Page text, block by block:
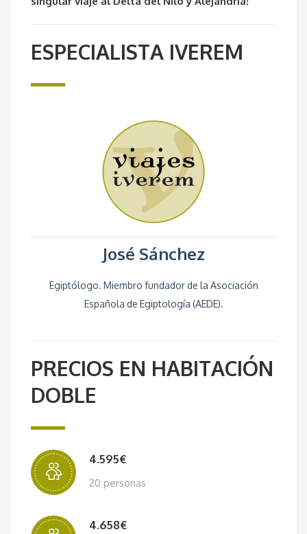
ESPECIALISTA IVEREM
José Sánchez
Egiptólogo. Miembro fundador de la Asociación
Española de Egiptología (AEDE).
PRECIOS EN HABITACIÓN
DOBLE
4.595€
20 personas
4.658€